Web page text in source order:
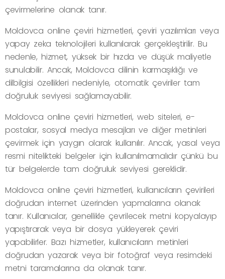
çevirmelerine olanak tanır.
Moldovca online çeviri hizmetleri, çeviri yazılımları veya
yapay zeka teknolojileri kullanılarak gerçekleştirilir. Bu
nedenle, hizmet, yüksek bir hızda ve düşük maliyetle
sunulabilir. Ancak, Moldovca dilinin karmaşıklığı ve
dilbilgisi özellikleri nedeniyle, otomatik çeviriler tam
doğruluk seviyesi sağlamayabilir.
Moldovca online çeviri hizmetleri, web siteleri, e-
postalar, sosyal medya mesajları ve diğer metinleri
çevirmek için yaygın olarak kullanılır. Ancak, yasal veya
resmi nitelikteki belgeler için kullanılmamalıdır çünkü bu
tür belgelerde tam doğruluk seviyesi gereklidir.
Moldovca online çeviri hizmetleri, kullanıcıların çevirileri
doğrudan internet üzerinden yapmalarına olanak
tanır. Kullanıcılar, genellikle çevrilecek metni kopyalayıp
yapıştırarak veya bir dosya yükleyerek çeviri
yapabilirler. Bazı hizmetler, kullanıcıların metinleri
doğrudan yazarak veya bir fotoğraf veya resimdeki
metni taramalarına da olanak tanır.